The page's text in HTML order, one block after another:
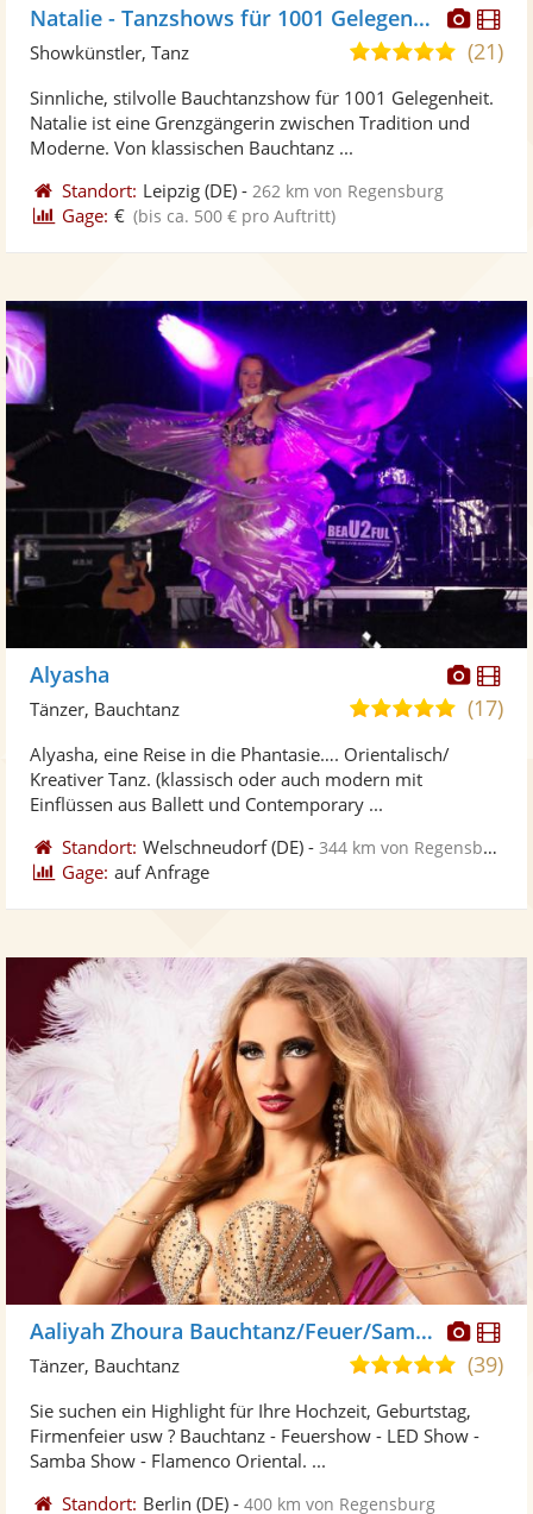
Fotos
Natalie - Tanzshows für 1001 Gelegenheit
5,0
5
(21)
Showkünstler, Tanz
Sinnliche, stilvolle Bauchtanzshow für 1001 Gelegenheit.
Natalie ist eine Grenzgängerin zwischen Tradition und
Moderne. Von klassischen Bauchtanz ...
Standort: Leipzig (DE) - 262 km von Regensburg
Gage: € (bis ca. 500 € pro Auftritt)
Alyasha
5,0(17)
Tänzer, Bauchtanz
Alyasha, eine Reise in die Phantasie…. Orientalisch/
Kreativer Tanz. (klassisch oder auch modern mit
Einflüssen aus Ballett und Contemporary ...
Standort: Welschneudorf(DE) -344 km von Regensburg
Gage: auf Anfrage
Aaliyah Zhoura Bauchtanz/Feuer/Samba
5,0
5
(39)
Tänzer, Bauchtanz
Sie suchen ein Highlight für Ihre Hochzeit, Geburtstag,
Firmenfeier usw ? Bauchtanz - Feuershow - LED Show -
Samba Show - Flamenco Oriental. ...
Standort: Berlin (DE) -400 km von Regensburg